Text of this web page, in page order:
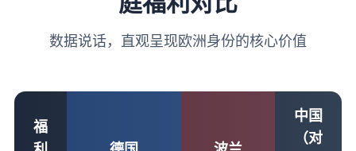
数据说话，直观呈现欧洲身份的核心价值
福
中国
（对